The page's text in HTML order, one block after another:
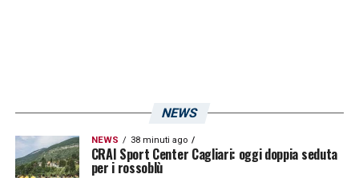
NEWS
NEWS 38 minuti ago
CRAI Sport Center Cagliari: oggi doppia seduta
per i rossoblù